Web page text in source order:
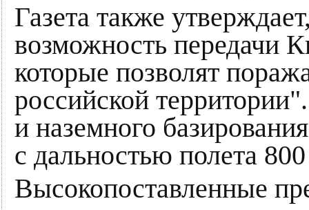
Газета также
возможность передачи
которые позволят
российской
и наземного
с дальностью полета
Высокопоставленные